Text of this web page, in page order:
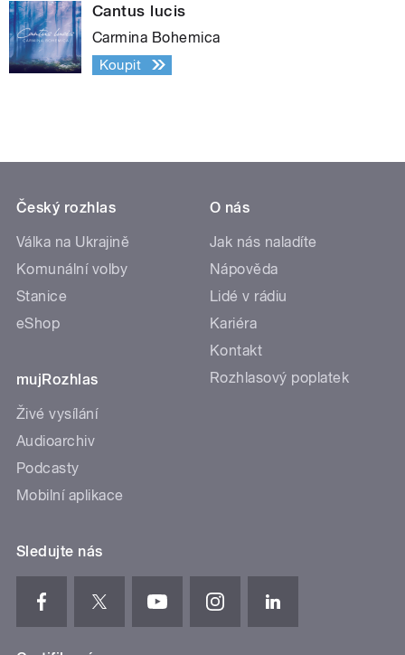
Cantus lucis
Carmina Bohemica
Koupit
Český rozhlas
Válka na Ukrajině
Komunální volby
Stanice
eShop
mujRozhlas
Živé vysílání
Audioarchiv
Podcasty
Mobilní aplikace
O nás
Jak nás naladíte
Nápověda
Lidé v rádiu
Kariéra
Kontakt
Rozhlasový poplatek
Sledujte nás